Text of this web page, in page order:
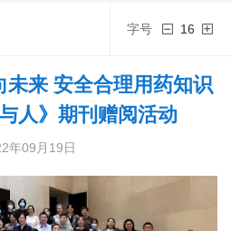
字号 16
未来 安全合理用药知识
人》期刊赠阅活动
年09月19日